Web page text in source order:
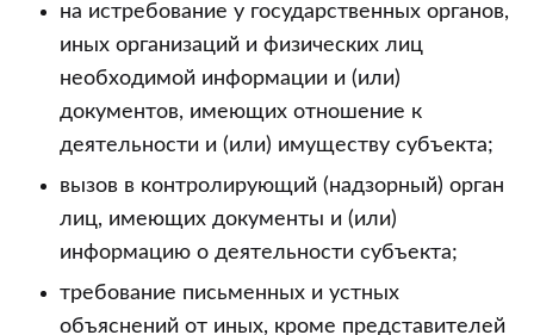
на истребование у государственных органов,
иных организаций и физических лиц
необходимой информации и (или)
документов, имеющих отношение к
деятельности и (или) имуществу субъекта;
вызов в контролирующий (надзорный) орган
лиц, имеющих документы и (или)
информацию о деятельности субъекта;
требование письменных и устных
объяснений от иных, кроме представителей